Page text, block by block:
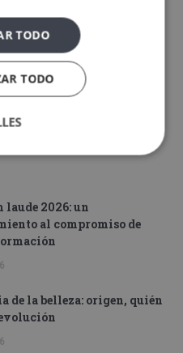
al
laude 2026: un
al compromiso de
de la belleza: origen, quién
TODO
TODO